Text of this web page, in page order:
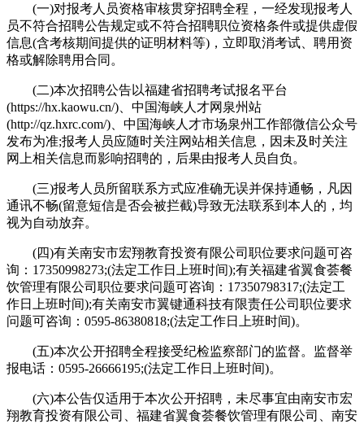
(一)对报考人员资格审核贯穿招聘全程，一经发现报考人
员不符合招聘公告规定或不符合招聘职位资格条件或提供虚假
信息(含考核期间提供的证明材料等)，立即取消考试、聘用资
格或解除聘用合同。
(二)本次招聘公告以福建省招聘考试报名平台
(https://hx.kaowu.cn/)、中国海峡人才网泉州站
(http://qz.hxrc.com/)、中国海峡人才市场泉州工作部微信公众号
发布为准;报考人员应随时关注网站相关信息，因未及时关注
网上相关信息而影响招聘的，后果由报考人员自负。
(三)报考人员所留联系方式应准确无误并保持通畅，凡因
通讯不畅(留意短信是否会被拦截)导致无法联系到本人的，均
视为自动放弃。
(四)有关南安市宏翔教育投资有限公司职位要求问题可咨
询：17350998273;(法定工作日上班时间);有关福建省翼食荟餐
饮管理有限公司职位要求问题可咨询：17350798317;(法定工
作日上班时间);有关南安市翼键通科技有限责任公司职位要求
问题可咨询：0595-86380818;(法定工作日上班时间)。
(五)本次公开招聘全程接受纪检监察部门的监督。监督举
报电话：0595-26666195;(法定工作日上班时间)。
(六)本公告仅适用于本次公开招聘，未尽事宜由南安市宏
翔教育投资有限公司、福建省翼食荟餐饮管理有限公司、南安